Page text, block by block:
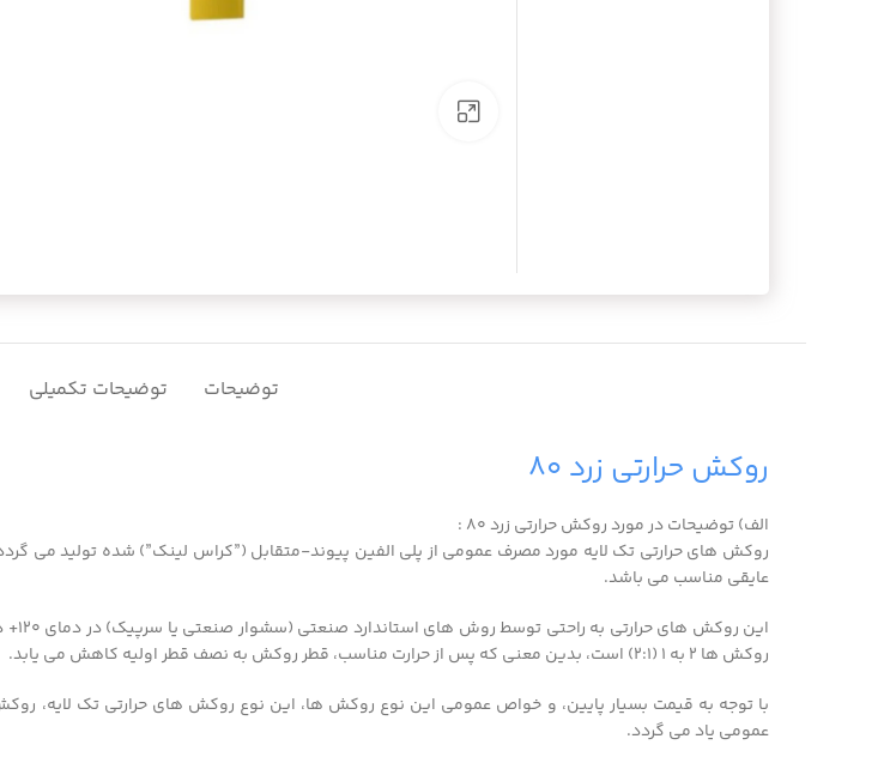
توضیحات توضیحات تکمیلی
روکش حرارتی زرد ۸۰
الف) توضیحات در مورد روکش حرارتی زرد ۸۰ :
روکش های حرارتی تک لایه مورد مصرف عمومی از پلی الفین پیوند-متقابل (”کراس لینک”) شده تولید می
عایقی مناسب می باشد.
این
روکش ها ۲ به ۱ (۲:۱) است، بدین معنی که پس از حرارت مناسب، قطر روکش به نصف قطر اولیه کاهش می یابد.
با توجه به قیمت بسیار پایین، و خواص عمومی این نوع روکش ها، این نوع روکش های حرارتی تک لایه،
عمومی یاد می گردد.